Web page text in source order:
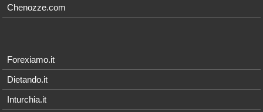
Chenozze.com
Forexiamo.it
Dietando.it
Inturchia.it